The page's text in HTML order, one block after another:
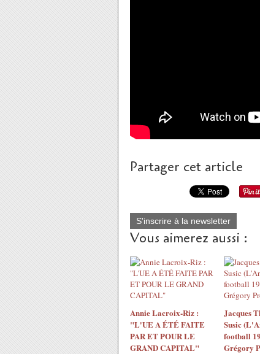
Partager cet article
S'inscrire à la newsletter
Vous aimerez aussi :
Annie Lacroix-Riz :
"L'UE A ÉTÉ FAITE
PAR ET POUR LE
GRAND CAPITAL"
Jacques
Susic
football
Grégory